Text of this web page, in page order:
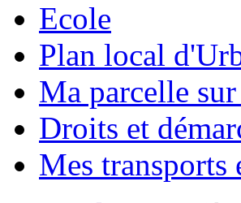
Ecole
Plan local
Ma parcelle
Droits et
Mes transports